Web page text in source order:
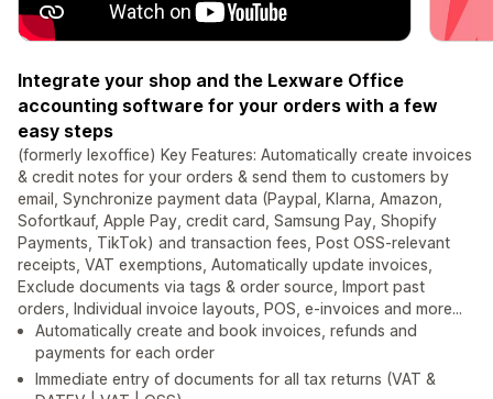
Integrate your shop and the Lexware Office
accounting software for your orders with a few
easy steps
(formerly lexoffice) Key Features: Automatically create invoices
& credit notes for your orders & send them to customers by
email, Synchronize payment data (Paypal, Klarna, Amazon,
Sofortkauf, Apple Pay, credit card, Samsung Pay, Shopify
Payments, TikTok) and transaction fees, Post OSS-relevant
receipts, VAT exemptions, Automatically update invoices,
Exclude documents via tags & order source, Import past
orders, Individual invoice layouts, POS, e-invoices and more...
Automatically create and book invoices, refunds and
payments for each order
Immediate entry of documents for all tax returns (VAT &